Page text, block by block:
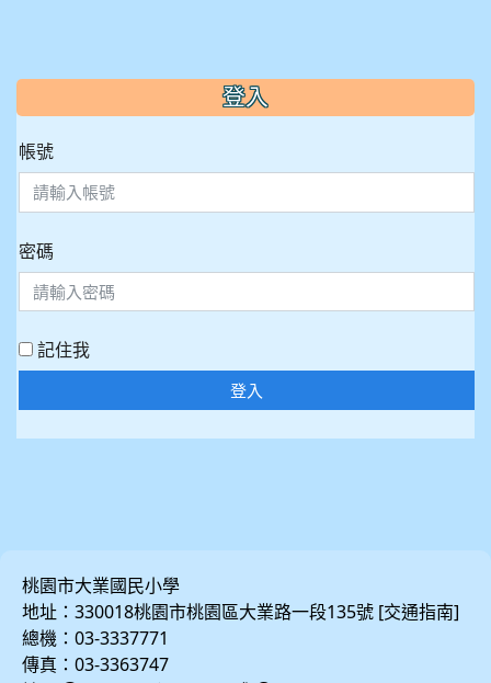
::: 登入
帳號
密碼
記住我
登入
桃園市大業國民小學
地址：330018桃園市桃園區大業路一段135號 [交通指南]
總機：03-3337771
傳真：03-3363747